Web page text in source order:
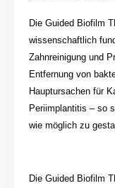
Die Guided Biofilm
wissenschaftlich
Zahnreinigung und
Entfernung von
Hauptursachen für
Periimplantitis – so
wie möglich zu
Die Guided Biofilm